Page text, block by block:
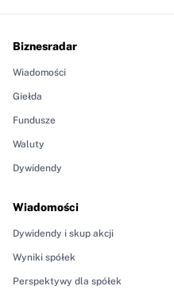
Biznesradar
Wiadomości
Giełda
Fundusze
Waluty
Dywidendy
Wiadomości
Dywidendy i skup akcji
Wyniki spółek
Perspektywy dla spółek